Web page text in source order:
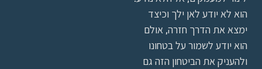
הוא לא יודע לאן ילך וכיצד
ימצא את הדרך חזרה, אולם
הוא יודע לשמור על בטחונו
ולהעניק את הביטחון הזה גם